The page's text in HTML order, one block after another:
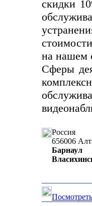
скидки
на нашем
Сферы
Россия
656006
Барнаул